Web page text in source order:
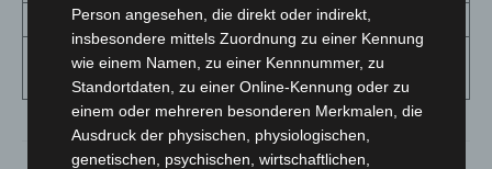
D-Ticket Hannover Sozial
17.600
D-Ticket Hannover
Ehrenamt
1.700
Person angesehen, die direkt oder indirekt,
insbesondere mittels Zuordnung zu einer Kennung
wie einem Namen, zu einer Kennnummer, zu
Standortdaten, zu einer Online-Kennung oder zu
einem oder mehreren besonderen Merkmalen, die
Ausdruck der physischen, physiologischen,
genetischen, psychischen, wirtschaftlichen,